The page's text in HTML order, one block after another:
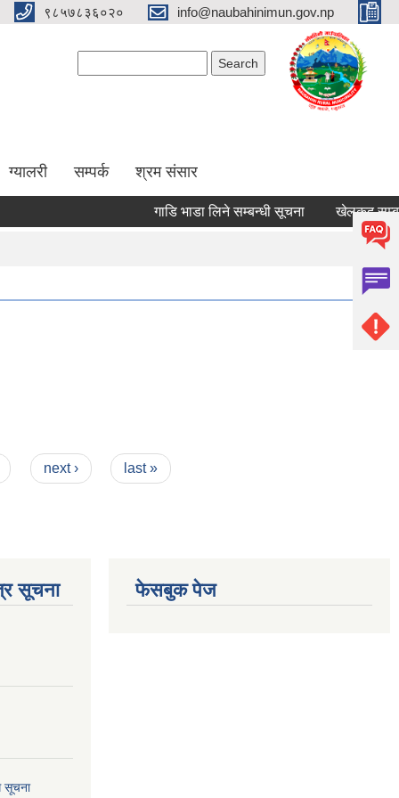
९८५७८३६०२० info@naubahinimun.gov.np
ग्यालरी सम्पर्क श्रम संसार
गाडि भाडा लिने सम्बन्धी सूचना खेलकुद सम्बन्धी
next › last »
सूचना
सूचना
फेसबुक पेज